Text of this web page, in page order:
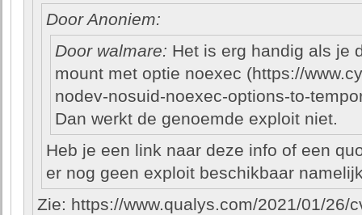
Door Anoniem:
Door walmare: Het is erg handig als je
mount met optie noexec (https://
nodev-nosuid-noexec-options-to-
Dan werkt de genoemde exploit niet.
Heb je een link naar deze info of een
er nog geen exploit beschikbaar
Zie: https://www.qualys.com/2021/01/26/